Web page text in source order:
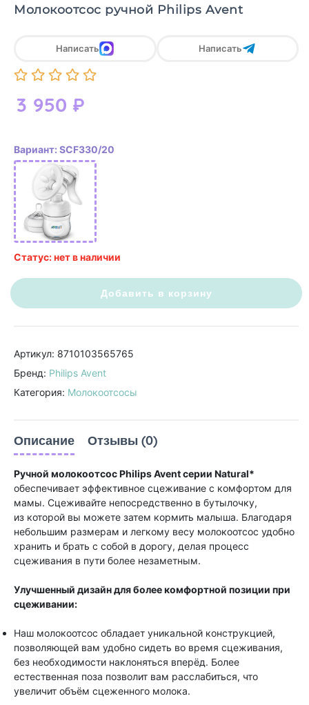
Молокоотсос ручной Philips Avent
3 950 ₽
Написать Написать
Вариант: SCF330/20
Статус: нет в наличии
Добавить в корзину
Артикул: 8710103565765
Бренд: Philips Avent
Категория: Молокоотсосы
Описание Отзывы (0)
Ручной молокоотсос Philips Avent серии Natural*
обеспечивает эффективное сцеживание с комфортом для
мамы. Сцеживайте непосредственно в бутылочку,
из которой вы можете затем кормить малыша. Благодаря
небольшим размерам и легкому весу молокоотсос удобно
хранить и брать с собой в дорогу, делая процесс
сцеживания в пути более незаметным.
Улучшенный дизайн для более комфортной позиции при
сцеживании:
Наш молокоотсос обладает уникальной конструкцией,
позволяющей вам удобно сидеть во время сцеживания,
без необходимости наклоняться вперёд. Более
естественная поза позволит вам расслабиться, что
увеличит объём сцеженного молока.